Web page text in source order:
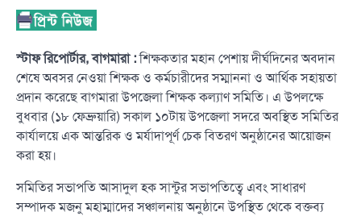
স্টাফ রিপোর্টার, বাগমারা :শিক্ষকতার মহান পেশায় দীর্ঘদিনের অবদান
শেষে অবসর নেওয়া শিক্ষক ও কর্মচারীদের সম্মাননা ও আর্থিক সহায়তা
প্রদান করেছে বাগমারা উপজেলা শিক্ষক কল্যাণ সমিতি। এ উপলক্ষে
বুধবার (১৮ ফেব্রুয়ারি) সকাল ১০টায় উপজেলা সদরে অবস্থিত সমিতির
কার্যালয়ে এক আন্তরিক ও মর্যাদাপূর্ণ চেক বিতরণ অনুষ্ঠানের আয়োজন
করা হয়।
সমিতির সভাপতি আসাদুল হক সান্টুর সভাপতিত্বে এবং সাধারণ
সম্পাদক মজনু মহাম্মাদের সঞ্চালনায় অনুষ্ঠানে উপস্থিত থেকে বক্তব্য